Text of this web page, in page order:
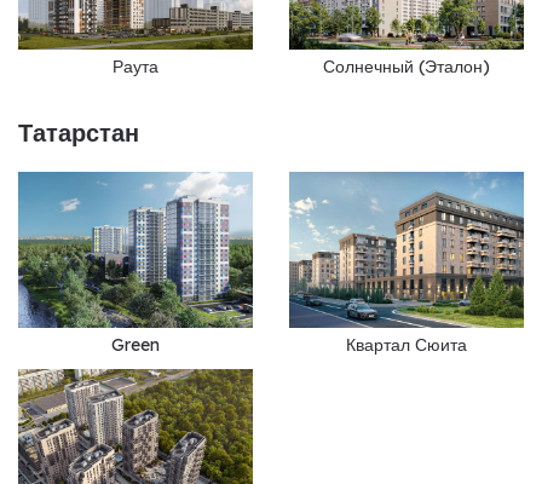
Раута Солнечный (Эталон)
Татарстан
Green Квартал Сюита